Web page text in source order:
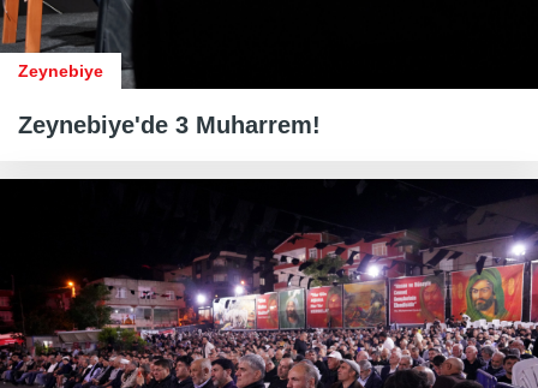
Zeynebiye
Zeynebiye'de 3 Muharrem!